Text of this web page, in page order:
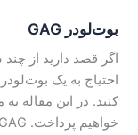
بوت‌لودر GAG
اگر قصد دارید از
احتیاج به یک